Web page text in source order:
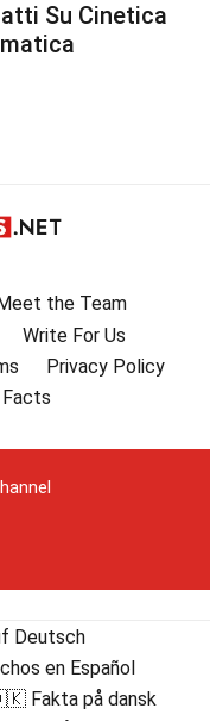
Su Cinetica
Meet the Team
Write For Us
Privacy Policy
Facts
Deutsch
en Español
Fakta på dansk